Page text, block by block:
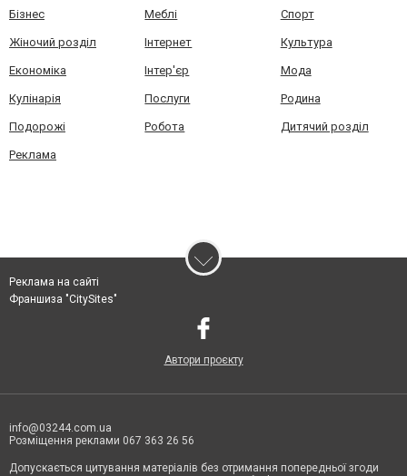
Бізнес Меблі Спорт
Жіночий розділ Інтернет Культура
Економіка Інтер'єр Мода
Кулінарія Послуги Родина
Подорожі Робота Дитячий розділ
Реклама
Реклама на сайті
Франшиза "CitySites"
Автори проєкту
info@03244.com.ua
Розміщення реклами 067 363 26 56
Допускається цитування матеріалів без отримання попередньої згоди